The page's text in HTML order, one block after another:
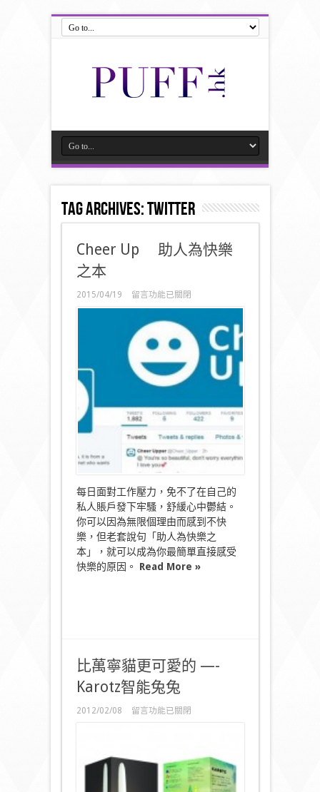
Tag Archives:twitter
Cheer Up 助人為快樂
之本
2015/04/19
在
〈Cheer
助
人
快
樂
中
留言功能已關閉
每日面對工作壓力，免不了在自己的
私人賬戶發下牢騷，舒緩心中鬱結。
你可以因為無限個理由而感到不快
樂，但老套說句「助人為快樂之
本」，就可以成為你最簡單直接感受
快樂的原因。 Read More »
比萬寧貓更可愛的 —-
Karotz智能兔兔
2012/02/08
在
貓
留言功能已關閉